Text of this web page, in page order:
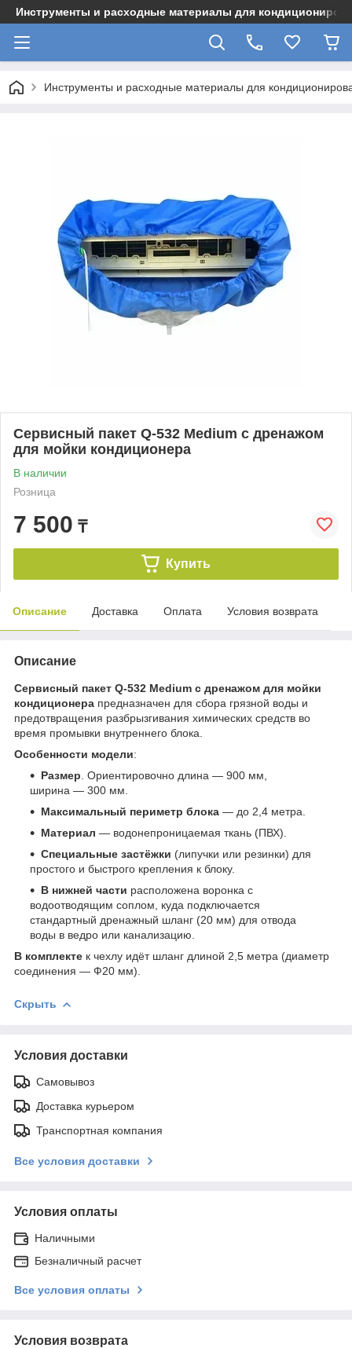
Инструменты и расходные материалы для
Инструменты и расходные материалы для
Сервисный пакет Q-532 Medium с дренажом
для мойки кондиционера
В наличии
Розница
7 500 ₸
Купить
Описание Доставка Оплата Условия возврата
Описание
Сервисный пакет Q-532 Medium с дренажом для мойки
кондиционера предназначен для сбора грязной воды и
предотвращения разбрызгивания химических средств во
время промывки внутреннего блока.
Особенности модели:
Размер . Ориентировочно длина — 900 мм,
ширина — 300 мм.
Максимальный периметр блока — до 2,4 метра.
Материал — водонепроницаемая ткань (ПВХ).
Специальные застёжки (липучки или резинки) для
простого и быстрого крепления к блоку.
В нижней части расположена воронка с
водоотводящим соплом, куда подключается
стандартный дренажный шланг (20 мм) для отвода
воды в ведро или канализацию.
В комплекте к чехлу идёт шланг длиной 2,5 метра (диаметр
соединения — Ф20 мм).
Скрыть
Условия доставки
Самовывоз
Доставка курьером
Транспортная компания
Все условия доставки
Условия оплаты
Наличными
Безналичный расчет
Все условия оплаты
Условия возврата